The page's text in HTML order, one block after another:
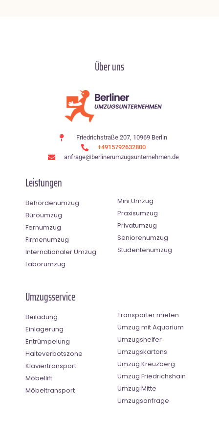
Über uns
Friedrichstraße 207, 10969 Berlin
+4915792632800
anfrage@berlinerumzugsunternehmen.de
Leistungen
Behördenumzug
Büroumzug
Fernumzug
Firmenumzug
Internationaler Umzug
Laborumzug
Mini Umzug
Praxisumzug
Privatumzug
Seniorenumzug
Studentenumzug
Umzugsservice
Beiladung
Einlagerung
Entrümpelung
Halteverbotszone
Klaviertransport
Möbellift
Möbeltransport
Transporter mieten
Umzug mit Aquarium
Umzugshelfer
Umzugskartons
Umzug Kreuzberg
Umzug Friedrichshain
Umzug Mitte
Umzugsanfrage